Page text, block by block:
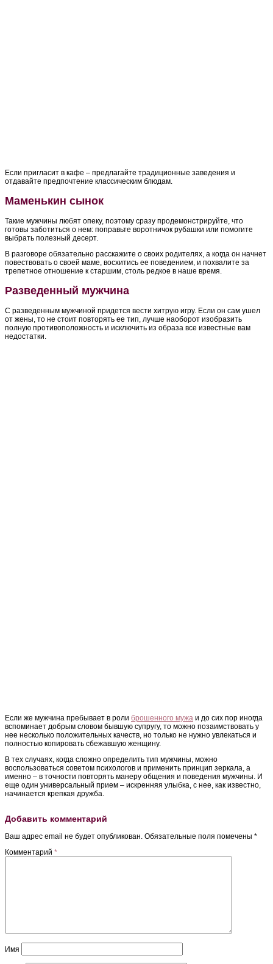
Если пригласит в кафе – предлагайте традиционные заведения и
отдавайте предпочтение классическим блюдам.
Маменькин сынок
Такие мужчины любят опеку, поэтому сразу продемонстрируйте, что
готовы заботиться о нем: поправьте воротничок рубашки или помогите
выбрать полезный десерт.
В разговоре обязательно расскажите о своих родителях, а когда он начнет
повествовать о своей маме, восхитись ее поведением, и похвалите за
трепетное отношение к старшим, столь редкое в наше время.
Разведенный мужчина
С разведенным мужчиной придется вести хитрую игру. Если он сам ушел
от жены, то не стоит повторять ее тип, лучше наоборот изобразить
полную противоположность и исключить из образа все известные вам
недостатки.
Если же мужчина пребывает в роли брошенного мужа и до сих пор иногда
вспоминает добрым словом бывшую супругу, то можно позаимствовать у
нее несколько положительных качеств, но только не нужно увлекаться и
полностью копировать сбежавшую женщину.
В тех случаях, когда сложно определить тип мужчины, можно
воспользоваться советом психологов и применить принцип зеркала, а
именно – в точности повторять манеру общения и поведения мужчины. И
еще один универсальный прием – искренняя улыбка, с нее, как известно,
начинается крепкая дружба.
Добавить комментарий
Ваш адрес email не будет опубликован. Обязательные поля помечены *
Комментарий *
Имя